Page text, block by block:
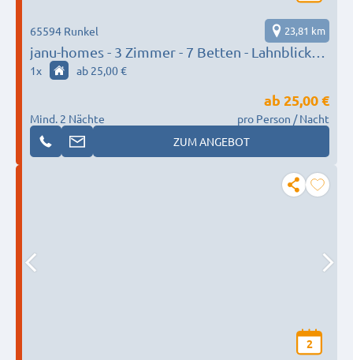
janu-homes - 3 Zimmer - 7 Betten - Lahnblick
vom Rheinberg
65594 Runkel 23,81 km
1x ab 25,00 €
Mind. 2 Nächte
ab 25,00 €
pro Person / Nacht
ZUM ANGEBOT
2